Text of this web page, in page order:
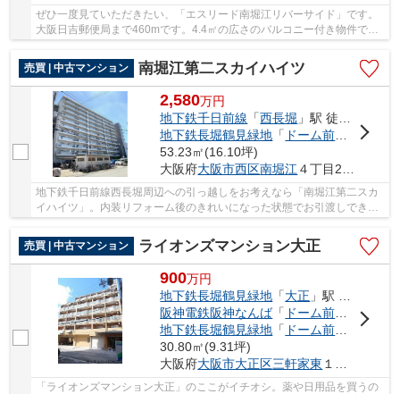
ぜひ一度見ていただきたい、「エスリード南堀江リバーサイド」です。
大阪日吉郵便局まで460mです。4.4㎡の広さのバルコニー付き物件で
売買 | 中古マンション
南堀江第二スカイハイツ
2,580万円
地下鉄千日前線 「西長堀 」駅 徒歩9分
地下鉄長堀鶴見緑地 「 ドーム前千代崎
53.23㎡(16.10坪)
大阪府大阪市西区南堀江 ４丁目28-25
地下鉄千日前線西長堀周辺への引っ越しをお考えなら「南堀江第二スカ
イハイツ」。内装リフォーム後のきれいになった状態でお引渡しできま
す。駅から徒歩9分の物件です。食器洗乾燥機は...
売買 | 中古マンション
ライオンズマンション大正
900万円
地下鉄長堀鶴見緑地 「大正 」駅 徒歩2分
阪神電鉄阪神なんば「 ドーム前 」駅 徒歩9
地下鉄長堀鶴見緑地 「 ドーム前千代崎
30.80㎡(9.31坪)
大阪府大阪市大正区三軒家東 １丁目16-15
「ライオンズマンション大正」のここがイチオシ。薬や日用品を買うの